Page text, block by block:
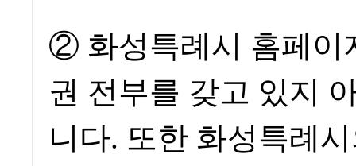
② 화성특례시 홈페이
권 전부를 갖고 있지
니다. 또한 화성특례